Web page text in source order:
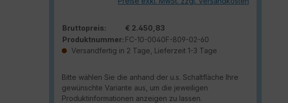
Bruttopreis:
€ 2.450,83
Produktnummer: FC-10-0040F-809-02-60
Versandfertig in 2 Tage, Lieferzeit 1-3 Tage
Bitte wählen Sie die anhand der u.s. Schaltfläche Ihre
gewünschte Variante aus, um die jeweiligen
Produktinformationen anzeigen zu lassen.